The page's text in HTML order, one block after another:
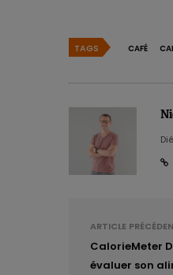
TAGS CAFÉ
ARTICLE
CalorieMeter
évaluer son